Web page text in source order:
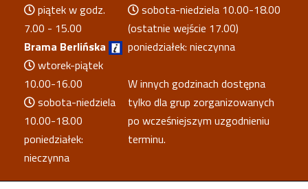
piątek w godz.
7.00 - 15.00
Brama Berlińska
wtorek-piątek
10.00-16.00
sobota-niedziela
10.00-18.00
poniedziałek:
nieczynna
sobota-niedziela 10.00-18.00
(ostatnie wejście 17.00)
poniedziałek: nieczynna
W innych godzinach dostępna
tylko dla grup zorganizowanych
po wcześniejszym uzgodnieniu
terminu.